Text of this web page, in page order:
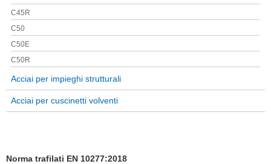
C45R
C50
C50E
C50R
Acciai per impieghi strutturali
Acciai per cuscinetti volventi
Norma trafilati EN 10277:2018